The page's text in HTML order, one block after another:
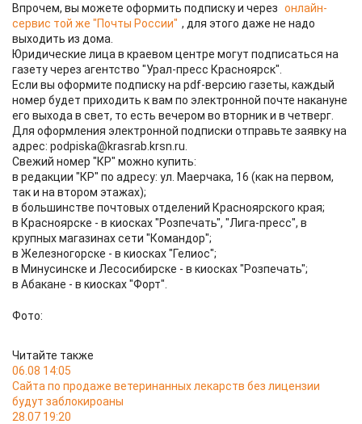
Впрочем, вы можете оформить подписку и через онлайн-
сервис той же "Почты России" , для этого даже не надо
выходить из дома.
Юридические лица в краевом центре могут подписаться на
газету через агентство "Урал-пресс Красноярск".
Если вы оформите подписку на pdf-версию газеты, каждый
номер будет приходить к вам по электронной почте накануне
его выхода в свет, то есть вечером во вторник и в четверг.
Для оформления электронной подписки отправьте заявку на
адрес: podpiska@krasrab.krsn.ru.
Свежий номер "КР" можно купить:
в редакции "КР" по адресу: ул. Маерчака, 16 (как на первом,
так и на втором этажах);
в большинстве почтовых отделений Красноярского края;
в Красноярске - в киосках "Розпечать", "Лига-пресс", в
крупных магазинах сети "Командор";
в Железногорске - в киосках "Гелиос";
в Минусинске и Лесосибирске - в киосках "Розпечать";
в Абакане - в киосках "Форт".
Фото:
Читайте также
06.08 14:05
Сайта по продаже ветеринанных лекарств без лицензии
будут заблокироаны
28.07 19:20